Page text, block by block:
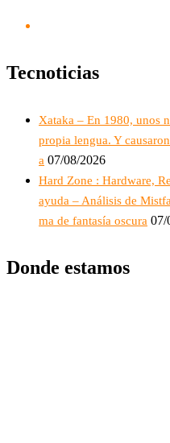
Tecnoticias
Xataka – En 1980, unos
propia lengua. Y
a 07/08/2026
Hard Zone : Hardware,
ayuda – Análisis de
ma de fantasía oscura 07/
Donde estamos